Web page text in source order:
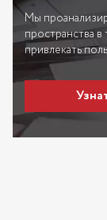
Мы
пространства
привлекать